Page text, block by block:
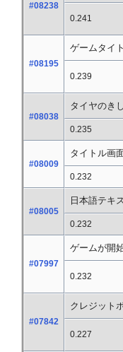
#08238
0.241
#08195
ゲームタイ
0.239
#08038
タイヤのき
0.235
#08009
タイトル画
0.232
#08005
日本語テキ
0.232
#07997
ゲームが開
0.232
#07842
クレジット
0.227